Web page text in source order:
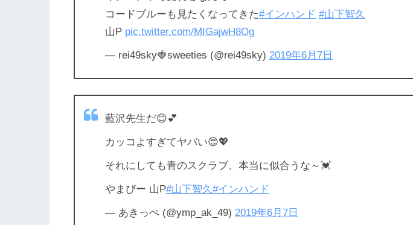
コードブルーも見たくなってきた#インハンド #山下智久
山P pic.twitter.com/MIGajwH8Og
— rei49sky🍓sweeties (@rei49sky) 2019年6月7日
藍沢先生だ😊💕
カッコよすぎてヤバい😍💖
それにしても青のスクラブ、本当に似合うな～💓
やまぴー 山P#山下智久 #インハンド
— あきっぺ (@ymp_ak_49) 2019年6月7日